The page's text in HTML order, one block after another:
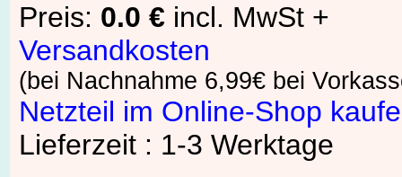
Preis: 0.0 € incl. MwSt +
Versandkosten
(bei Nachnahme 6,99€ bei
Netzteil im Online-Shop
Lieferzeit : 1-3 Werktage